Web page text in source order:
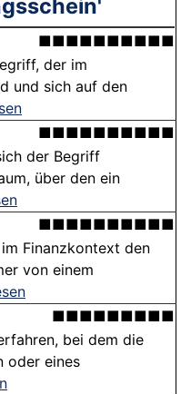
■■■■■■■■■■
der im
und sich auf den
■■■■■■■■■■
der Begriff
über den ein
■■■■■■■■■■
Finanzkontext den
von einem
■■■■■■■■■
bei dem die
oder eines